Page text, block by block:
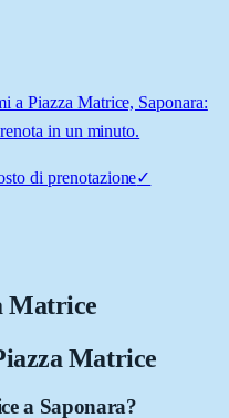
a Piazza Matrice, Saponara:
in un minuto.
di prenotazione✓
Matrice
Matrice
a Saponara?